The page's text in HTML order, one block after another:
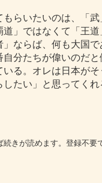
らいたいのは、「
道」ではなくて「王
」ならば、何も大国
分たちが偉いのだ
る。オレは日本が
たい」と思ってく
続きが読めます。登録不要